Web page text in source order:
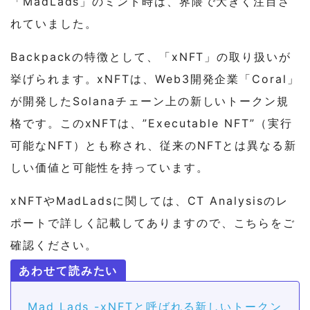
れていました。
Backpackの特徴として、「xNFT」の取り扱いが
挙げられます。xNFTは、Web3開発企業「Coral」
が開発したSolanaチェーン上の新しいトークン規
格です。このxNFTは、”Executable NFT”（実行
可能なNFT）とも称され、従来のNFTとは異なる新
しい価値と可能性を持っています。
xNFTやMadLadsに関しては、CT Analysisのレ
ポートで詳しく記載してありますので、こちらをご
確認ください。
Mad Lads -xNFTと呼ばれる新しいトークン